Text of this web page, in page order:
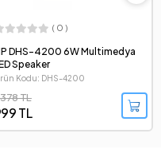
( 0 )
DHS-4200 6W Multimedya
Speaker
Kodu: DHS-4200
TL
TL